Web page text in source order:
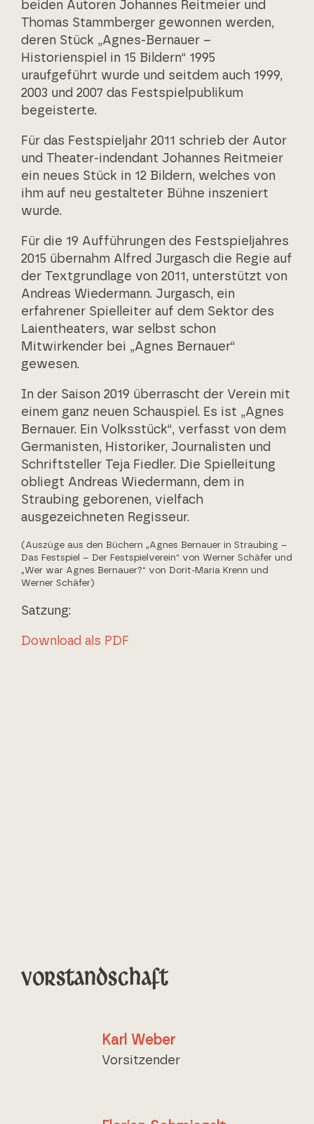
beiden Autoren Johannes Reitmeier und
Thomas Stammberger gewonnen werden,
deren Stück „Agnes-Bernauer –
Historienspiel in 15 Bildern“ 1995
uraufgeführt wurde und seitdem auch 1999,
2003 und 2007 das Festspielpublikum
begeisterte.
Für das Festspieljahr 2011 schrieb der Autor
und Theater-indendant Johannes Reitmeier
ein neues Stück in 12 Bildern, welches von
ihm auf neu gestalteter Bühne inszeniert
wurde.
Für die 19 Aufführungen des Festspieljahres
2015 übernahm Alfred Jurgasch die Regie auf
der Textgrundlage von 2011, unterstützt von
Andreas Wiedermann. Jurgasch, ein
erfahrener Spielleiter auf dem Sektor des
Laientheaters, war selbst schon
Mitwirkender bei „Agnes Bernauer“
gewesen.
In der Saison 2019 überrascht der Verein mit
einem ganz neuen Schauspiel. Es ist „Agnes
Bernauer. Ein Volksstück“, verfasst von dem
Germanisten, Historiker, Journalisten und
Schriftsteller Teja Fiedler. Die Spielleitung
obliegt Andreas Wiedermann, dem in
Straubing geborenen, vielfach
ausgezeichneten Regisseur.
(Auszüge aus den Büchern „Agnes Bernauer in Straubing –
Das Festspiel – Der Festspielverein“ von Werner Schäfer und
„Wer war Agnes Bernauer?“ von Dorit-Maria Krenn und
Werner Schäfer)
Satzung:
Download als PDF
Vorstandschaft
Karl Weber
Vorsitzender